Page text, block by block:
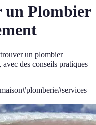
un Plombier
un plombier
des conseils pratiques
#plomberie#services